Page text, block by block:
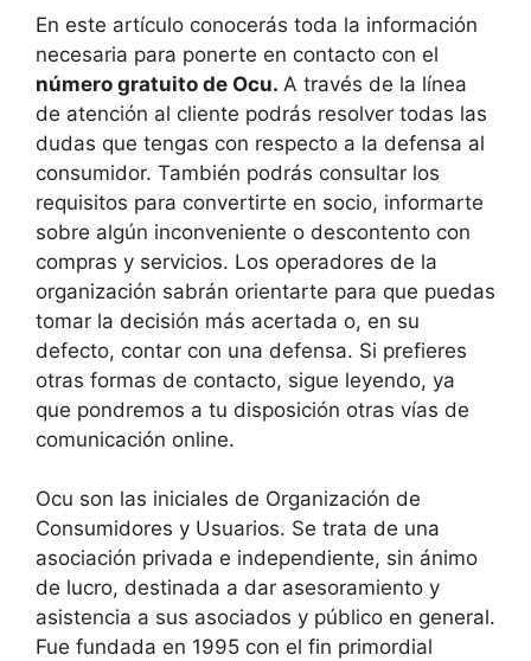
En este artículo conocerás toda la información
necesaria para ponerte en contacto con el
número gratuito de Ocu. A través de la línea
de atención al cliente podrás resolver todas las
dudas que tengas con respecto a la defensa al
consumidor. También podrás consultar los
requisitos para convertirte en socio, informarte
sobre algún inconveniente o descontento con
compras y servicios. Los operadores de la
organización sabrán orientarte para que puedas
tomar la decisión más acertada o, en su
defecto, contar con una defensa. Si prefieres
otras formas de contacto, sigue leyendo, ya
que pondremos a tu disposición otras vías de
comunicación online.
Ocu son las iniciales de Organización de
Consumidores y Usuarios. Se trata de una
asociación privada e independiente, sin ánimo
de lucro, destinada a dar asesoramiento y
asistencia a sus asociados y público en general.
Fue fundada en 1995 con el fin primordial